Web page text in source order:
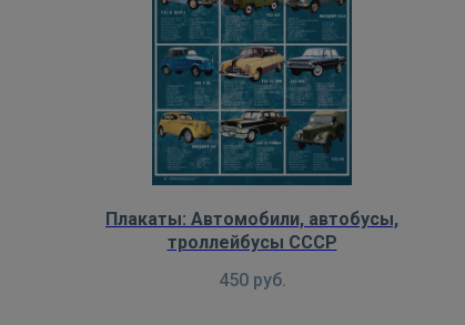
Плакаты: Автомобили, автобусы,
троллейбусы СССР
450 руб.